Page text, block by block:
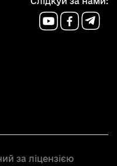
за ліцензією